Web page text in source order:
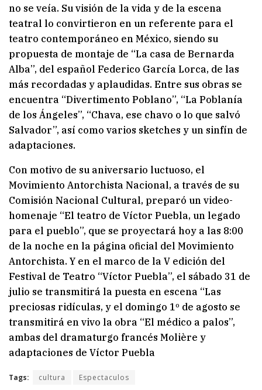
no se veía. Su visión de la vida y de la escena
teatral lo convirtieron en un referente para el
teatro contemporáneo en México, siendo su
propuesta de montaje de “La casa de Bernarda
Alba”, del español Federico García Lorca, de las
más recordadas y aplaudidas. Entre sus obras se
encuentra “Divertimento Poblano”, “La Poblanía
de los Ángeles”, “Chava, ese chavo o lo que salvó
Salvador”, así como varios sketches y un sinfín de
adaptaciones.
Con motivo de su aniversario luctuoso, el
Movimiento Antorchista Nacional, a través de su
Comisión Nacional Cultural, preparó un video-
homenaje “El teatro de Víctor Puebla, un legado
para el pueblo”, que se proyectará hoy a las 8:00
de la noche en la página oficial del Movimiento
Antorchista. Y en el marco de la V edición del
Festival de Teatro “Víctor Puebla”, el sábado 31 de
julio se transmitirá la puesta en escena “Las
preciosas ridículas, y el domingo 1º de agosto se
transmitirá en vivo la obra “El médico a palos”,
ambas del dramaturgo francés Molière y
adaptaciones de Víctor Puebla
Tags: cultura Espectaculos